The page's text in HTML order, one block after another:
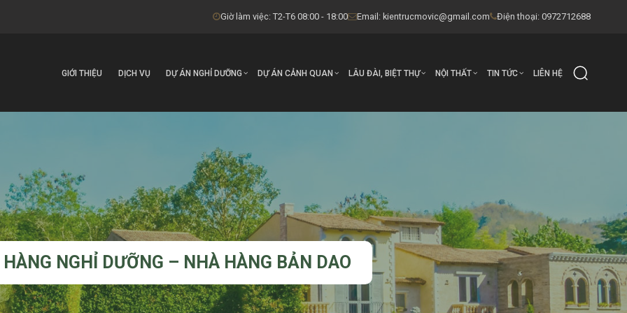
Giờ làm việc: T2-T6 08:00 - 18:00 Email: kientrucmovic@gmail.com Điện thoại: 0972712688
GIỚI THIỆU DỊCH VỤ DỰ ÁN NGHỈ DƯỠNG DỰ ÁN CẢNH QUAN LÂU ĐÀI, BIỆT THỰ NỘI THẤT TIN TỨC LIÊN HỆ
NGHỈ DƯỠNG – NHÀ HÀNG BẢN DAO